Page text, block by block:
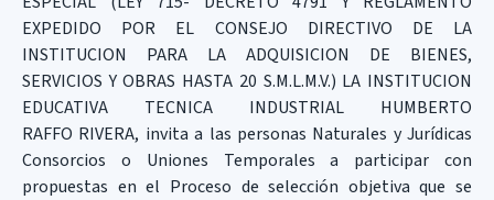
EXPEDIDO POR EL CONSEJO DIRECTIVO DE LA
INSTITUCION PARA LA ADQUISICION DE BIENES,
SERVICIOS Y OBRAS HASTA 20 S.M.L.M.V.) LA INSTITUCION
EDUCATIVA TECNICA INDUSTRIAL HUMBERTO
RAFFO RIVERA, invita a las personas Naturales y Jurídicas
Consorcios o Uniones Temporales a participar con
propuestas en el Proceso de selección objetiva que se